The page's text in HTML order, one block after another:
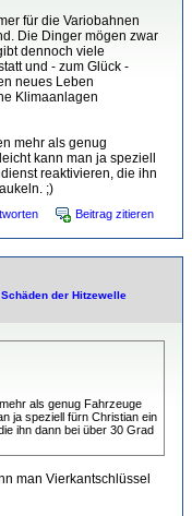
für die Variobahnen
Die Dinger mögen zwar
dennoch viele
und - zum Glück -
neues Leben
Klimaanlagen
mehr als genug
kann man ja speziell
reaktivieren, die ihn
;)
Beitrag zitieren
der Hitzewelle
als genug Fahrzeuge
ja speziell fürn Christian ein
ihn dann bei über 30 Grad
man Vierkantschlüssel